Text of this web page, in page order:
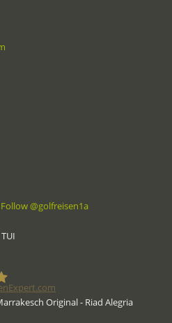
Follow @golfreisen1a
Original - Riad Alegria